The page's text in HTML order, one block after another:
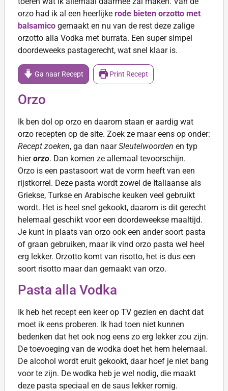
orzo had ik al een heerlijke rode bieten orzotto met
balsamico gemaakt en nu van de rest deze zalige
orzotto alla Vodka met burrata. Een super simpel
doordeweeks pastagerecht, wat snel klaar is.
Ga naar Recept Print Recept
Orzo
Ik ben dol op orzo en daarom staan er aardig wat
orzo recepten op de site. Zoek ze maar eens op onder:
Recept zoeken, ga dan naarSleutelwoorden en typ
hierorzo. Dan komen ze allemaal tevoorschijn.
Orzo is een pastasoort wat de vorm heeft van een
rijstkorrel. Deze pasta wordt zowel de Italiaanse als
Griekse, Turkse en Arabische keuken veel gebruikt
wordt. Het is heel snel gekookt, daarom is dit gerecht
helemaal geschikt voor een doordeweekse maaltijd.
Je kunt in plaats van orzo ook een ander soort pasta
of graan gebruiken, maar ik vind orzo pasta wel heel
erg lekker. Orzotto komt van risotto, het is dus een
soort risotto maar dan gemaakt van orzo.
Pasta alla Vodka
Ik heb het recept een keer op TV gezien en dacht dat
moet ik eens proberen. Ik had toen niet kunnen
bedenken dat het ook nog eens zo erg lekker zou zijn.
De toevoeging van de wodka doet het hem helemaal.
De alcohol wordt eruit gekookt, daar hoef je niet bang
voor te zijn. De wodka heb je wel nodig, die maakt
deze pasta speciaal en de saus lekker romig.